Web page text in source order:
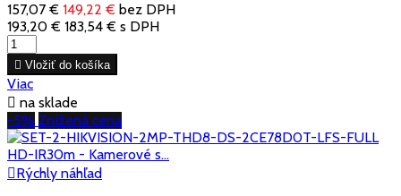
157,07 € 149,22 € bez DPH
193,20 € 183,54 € s DPH
 Vložiť do košíka
Viac
 na sklade
-5% Znížená cena
Rýchly náhľad